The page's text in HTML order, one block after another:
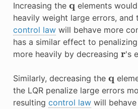
Increasing the
elements
heavily weight large errors, and
control lawwill behave more
has a similar effect to penalizing
more heavily by decreasing r's
Similarly, decreasing the
the LQR penalize large errors
resulting control lawwill behave